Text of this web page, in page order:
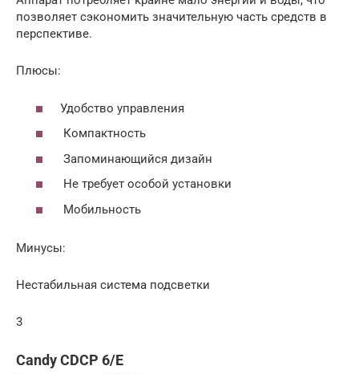
позволяет сэкономить значительную часть средств в
перспективе.
Плюсы:
Удобство управления
Компактность
Запоминающийся дизайн
Не требует особой установки
Мобильность
Минусы:
Нестабильная система подсветки
3
Candy CDCP 6/E